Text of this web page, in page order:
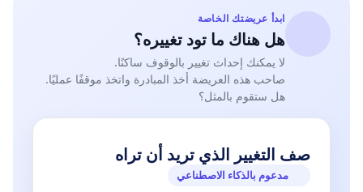
ابدأ عريضتك الخاصة
هل هناك ما تود تغييره؟
لا يمكنك إحداث تغيير بالوقوف ساكنًا.
صاحب هذه العريضة أخذ المبادرة واتخذ موقفًا عمليًا.
هل ستقوم بالمثل؟
صف التغيير الذي تريد أن تراه
مدعوم بالذكاء الاصطناعي